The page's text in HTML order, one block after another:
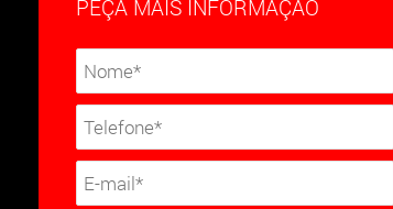
PEÇA MAIS INFORMAÇÃO